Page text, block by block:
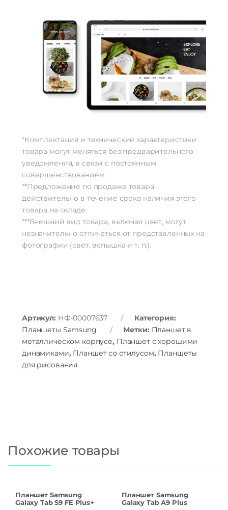
*Комплектация и технические характеристики
товара могут меняться без предварительного
уведомления, в связи с постоянным
совершенствованием.
**Предложение по продаже товара
действительно в течение срока наличия этого
товара на складе.
***Внешний вид товара, включая цвет, могут
незначительно отличаться от представленных на
фотографии (свет, вспышка и т. п.).
Артикул: НФ-00007637
Категория:
Планшеты Samsung
Метки: Планшет в
металлическом корпусе, Планшет с хорошими
динамиками, Планшет со стилусом, Планшеты
для рисования
Похожие товары
Планшет Samsung
Galaxy Tab S9 FE Plus+
Планшет Samsung
Galaxy Tab A9 Plus